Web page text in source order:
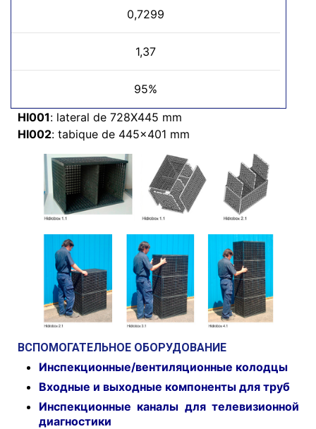
0,7299
1,37
95%
HI001: lateral de 728X445 mm
HI002: tabique de 445×401 mm
ВСПОМОГАТЕЛЬНОЕ ОБОРУДОВАНИЕ
Инспекционные/вентиляционные колодцы
Входные и выходные компоненты для труб
Инспекционные каналы для телевизионной
диагностики